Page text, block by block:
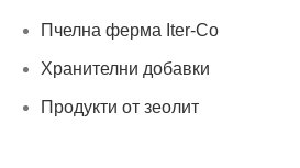
Пчелна ферма Iter-Co
Хранителни добавки
Продукти от зеолит